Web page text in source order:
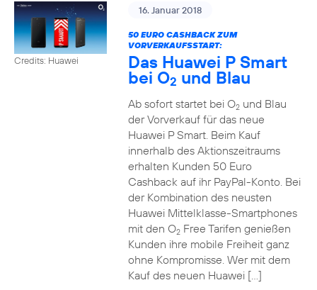
Credits: Huawei
16. Januar 2018
50 EURO CASHBACK ZUM
VORVERKAUFSSTART:
Das Huawei P Smart
bei O2 und Blau
Ab sofort startet bei O2und Blau
der Vorverkauf für das neue
Huawei P Smart. Beim Kauf
innerhalb des Aktionszeitraums
erhalten Kunden 50 Euro
Cashback auf ihr PayPal-Konto. Bei
der Kombination des neusten
Huawei Mittelklasse-Smartphones
mit den O2Free Tarifen genießen
Kunden ihre mobile Freiheit ganz
ohne Kompromisse. Wer mit dem
Kauf des neuen Huawei […]